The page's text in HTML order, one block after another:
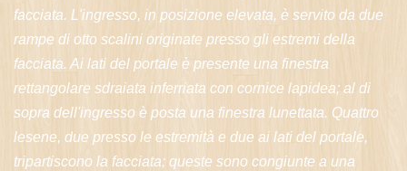
facciata. L'ingresso, in posizione elevata, è servito da due
rampe di otto scalini originate presso gli estremi della
facciata. Ai lati del portale è presente una finestra
rettangolare sdraiata inferriata con cornice lapidea; al di
sopra dell'ingresso è posta una finestra lunettata. Quattro
lesene, due presso le estremità e due ai lati del portale,
tripartiscono la facciata; queste sono congiunte a una